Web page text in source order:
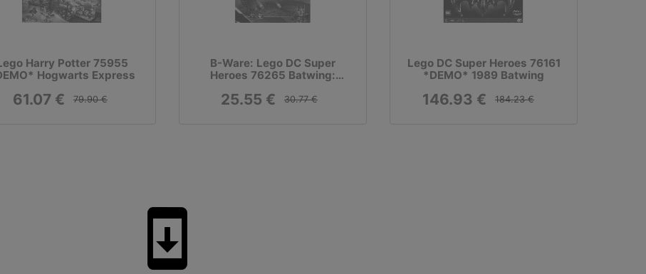
Harry Potter 75955
Hogwarts Express
61.07 € 79.90 €
B-Ware: Lego DC Super
Heroes 76265 Batwing:
25.55 € 30.77 €
Lego DC Super Heroes 76161
*DEMO* 1989 Batwing
146.93 € 184.23 €
system_update